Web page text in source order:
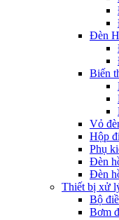
Đèn
Biến
Vỏ
Hộp
Phụ
Đèn
Đèn
Thiết bị xử
Bộ
Bơm